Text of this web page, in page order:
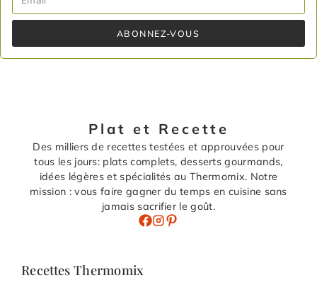
ABONNEZ-VOUS
Plat et Recette
Des milliers de recettes testées et approuvées pour
tous les jours: plats complets, desserts gourmands,
idées légères et spécialités au Thermomix. Notre
mission : vous faire gagner du temps en cuisine sans
jamais sacrifier le goût.
Recettes Thermomix